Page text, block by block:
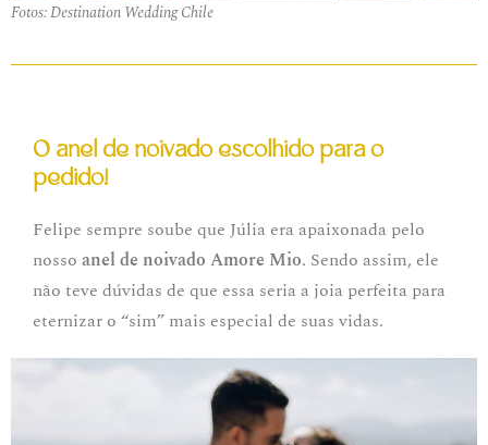
Fotos: Destination Wedding Chile
O anel de noivado escolhido para o
pedido!
Felipe sempre soube que Júlia era apaixonada pelo
nosso anel de noivado Amore Mio. Sendo assim, ele
não teve dúvidas de que essa seria a joia perfeita para
eternizar o “sim” mais especial de suas vidas.